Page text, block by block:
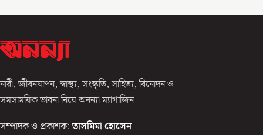
নারী, জীবনযাপন, স্বাস্থ্য, সংস্কৃতি, সাহিত্য, বিনোদন ও
সমসাময়িক ভাবনা নিয়ে অনন্যা ম্যাগাজিন।
সম্পাদক ও প্রকাশক: তাসমিমা হোসেন